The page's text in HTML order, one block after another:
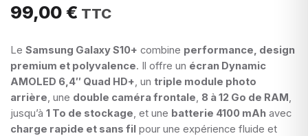
99,00€
Le Samsung Galaxy S10+ combine performance, design
premium et polyvalence. Il offre un écran Dynamic
AMOLED 6,4″ Quad HD+ , un triple module photo
arrière , une double caméra frontale 8 à 12 Go de RAM
jusqu’à 1 To de stockage , et une batterie 4100 mAh avec
charge rapide et sans fil pour une expérience fluide et